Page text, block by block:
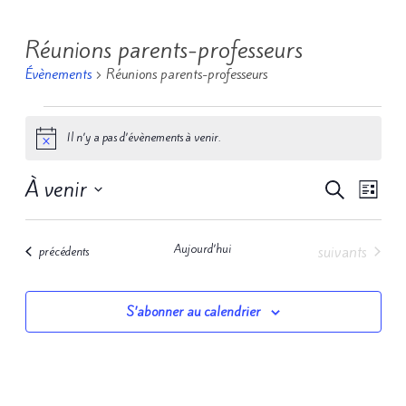
Réunions parents-professeurs
Évènements Réunions parents-professeurs
Évènements
Notice Il n’y a pas d’évènements à venir.
et
de
Recherche
Liste
À venir
Sélectionnez
date.Évènements
précédents Aujourd’hui Évènements
suivants
S’abonner au calendrier